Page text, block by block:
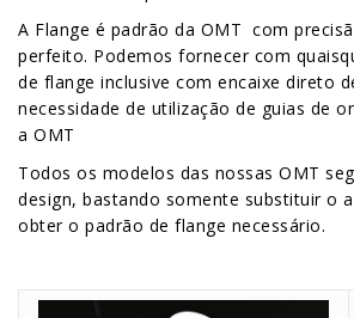
A Flange é padrão da OMT com
perfeito. Podemos fornecer com
de flange inclusive com encaixe direto
necessidade de utilização de guias de
a OMT
Todos os modelos das nossas OMT
design, bastando somente substituir o
obter o padrão de flange necessário.